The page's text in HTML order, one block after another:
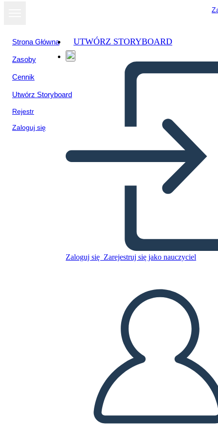
Strona Główna
Zasoby
Cennik
Utwórz Storyboard
Rejestr
Zaloguj się
UTWÓRZ STORYBOARD
Zaloguj się Zarejestruj się jako nauczyciel
Skopiuj tę scenorys
ODTWARZANIE POKAZU SLAJDÓW
PRZECZYTAJ MI
Wyświetl jako
pokaz slajdów